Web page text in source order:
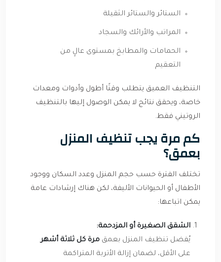
الستائر والستائر الثقيلة
المراتب والأرائك والسجاد
الحمامات والمطابخ بمستوى عالٍ من
التعقيم
التنظيف العميق يتطلب وقتًا أطول وأدوات ومعدات
خاصة، ويحقق نتائج لا يمكن الوصول إليها بالتنظيف
الروتيني فقط.
كم مرة يجب تنظيف المنزل
بعمق؟
تختلف الفترة حسب حجم المنزل وعدد السكان ووجود
الأطفال أو الحيوانات الأليفة، لكن هناك إرشادات عامة
يمكن اتباعها:
الشقق الصغيرة أو المزدحمة:
يُفضل تنظيف المنزل بعمق مرة كل ثلاثة أشهر
على الأقل، لضمان إزالة الأتربة المتراكمة